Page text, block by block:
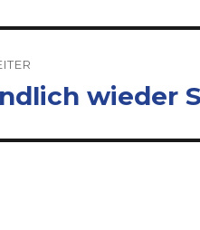
wieder